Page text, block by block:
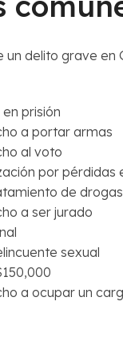
un delito grave
prisión
a portar armas
al voto
por pérdidas
de
a ser jurado
sexual
a ocupar un